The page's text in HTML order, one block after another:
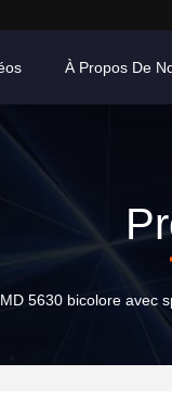
À Propos De
5630 bicolore avec